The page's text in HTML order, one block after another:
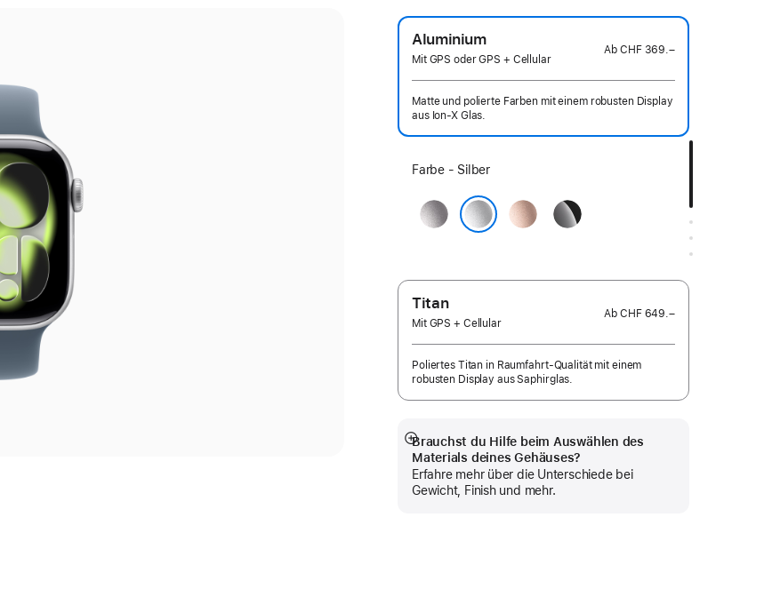
Aluminium
Mit GPS oder GPS + Cellular
AbCHF 369.–
Matte und polierte Farben mit einem robusten Display
aus Ion‑X Glas.
Wähle
Farbe:
Farbe - Silber
Space Grau RoségoldDiamantschwarz
Titan
Mit GPS + Cellular
AbCHF 649.–
Poliertes Titan in Raumfahrt-Qualität mit einem
robusten Display aus Saphirglas.
Brauchst du Hilfe beim Auswählen des
Materials deines Gehäuses?
Erfahre mehr über die Unterschiede bei
Gewicht, Finish und mehr.
Mehr
anzeigen